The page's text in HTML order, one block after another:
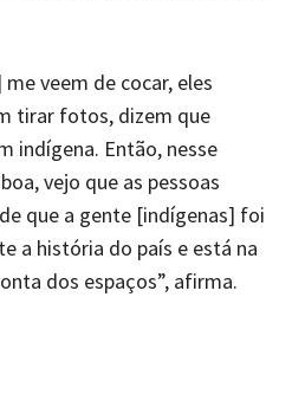
veem de cocar, eles
tirar fotos, dizem que
indígena. Então, nesse
vejo que as pessoas
que a gente [indígenas] foi
a história do país e está na
dos espaços”, afirma.